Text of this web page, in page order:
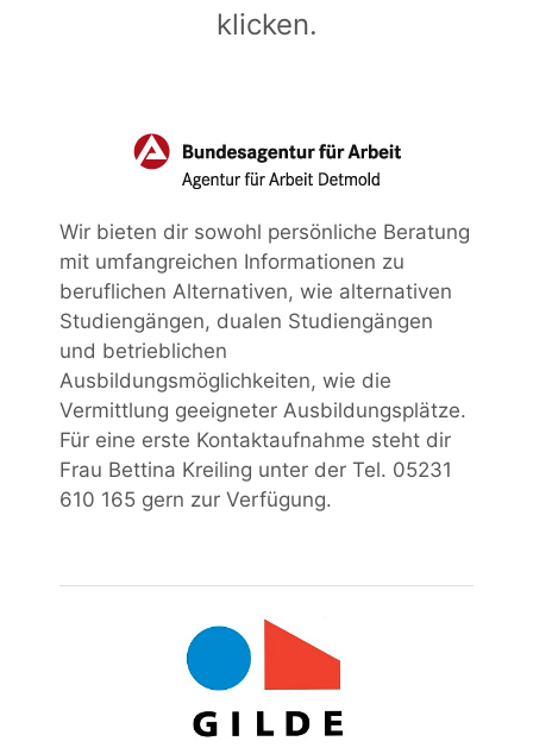
klicken.
Wir bieten dir sowohl persönliche Beratung
mit umfangreichen Informationen zu
beruflichen Alternativen, wie alternativen
Studiengängen, dualen Studiengängen
und betrieblichen
Ausbildungsmöglichkeiten, wie die
Vermittlung geeigneter Ausbildungsplätze.
Für eine erste Kontaktaufnahme steht dir
Frau Bettina Kreiling unter der Tel. 05231
610 165 gern zur Verfügung.